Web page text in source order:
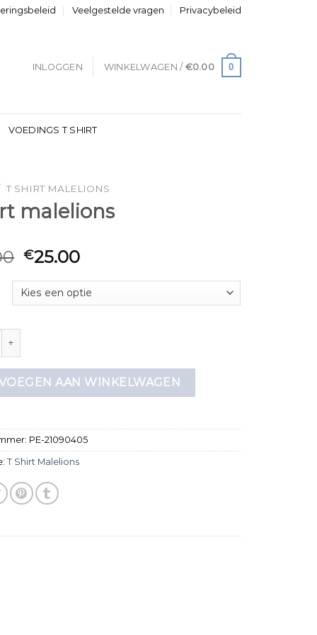
Veelgestelde vragen Privacybeleid
INLOGGEN WINKELWAGEN / €0.00 0
VOEDINGS T SHIRT
T SHIRT MALELIONS
malelions
€25.00
aantal
AAN WINKELWAGEN
PE-21090405
T Shirt Malelions